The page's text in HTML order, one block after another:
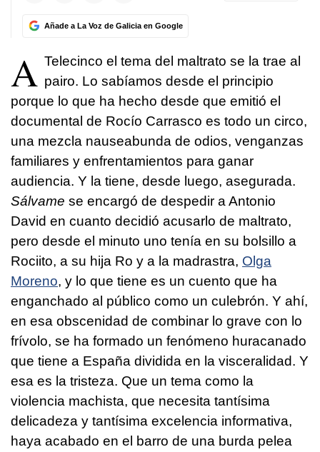
Añade a La Voz de Galicia en Google
A Telecinco el tema del maltrato se la trae al
pairo. Lo sabíamos desde el principio
porque lo que ha hecho desde que emitió el
documental de Rocío Carrasco es todo un circo,
una mezcla nauseabunda de odios, venganzas
familiares y enfrentamientos para ganar
audiencia. Y la tiene, desde luego, asegurada.
Sálvame se encargó de despedir a Antonio
David en cuanto decidió acusarlo de maltrato,
pero desde el minuto uno tenía en su bolsillo a
Rociito, a su hija Ro y a la madrastra, Olga
Moreno, y lo que tiene es un cuento que ha
enganchado al público como un culebrón. Y ahí,
en esa obscenidad de combinar lo grave con lo
frívolo, se ha formado un fenómeno huracanado
que tiene a España dividida en la visceralidad. Y
esa es la tristeza. Que un tema como la
violencia machista, que necesita tantísima
delicadeza y tantísima excelencia informativa,
haya acabado en el barro de una burda pelea